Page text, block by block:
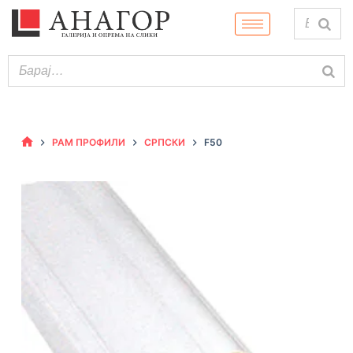
РАМ ПРОФИЛИ СРПСКИ F50